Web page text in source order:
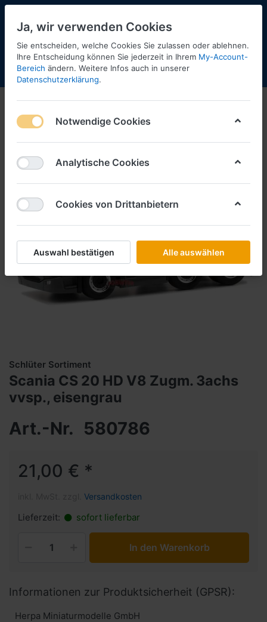
Menü Anmelden Shopaktualisierung
Schlüter Sortiment
Scania CS 20 HD V8 Zugm. 3achs
vvsp., eisengrau
Art.-Nr. 580786
21,00 € *
Versandkosten
Lieferzeit: sofort lieferbar
In den Warenkorb
Informationen zur Produktsicherheit (GPSR):
Herpa Miniaturmodelle GmbH
Ja, wir verwenden Cookies
Sie entscheiden, welche Cookies Sie zulassen oder ablehnen.
Ihre Entscheidung können Sie jederzeit in Ihrem My-Account-
Bereich ändern. Weitere Infos auch in unserer
Datenschutzerklärung.
Notwendige Cookies
Analytische Cookies
Cookies von Drittanbietern
Auswahl bestätigen Alle auswählen